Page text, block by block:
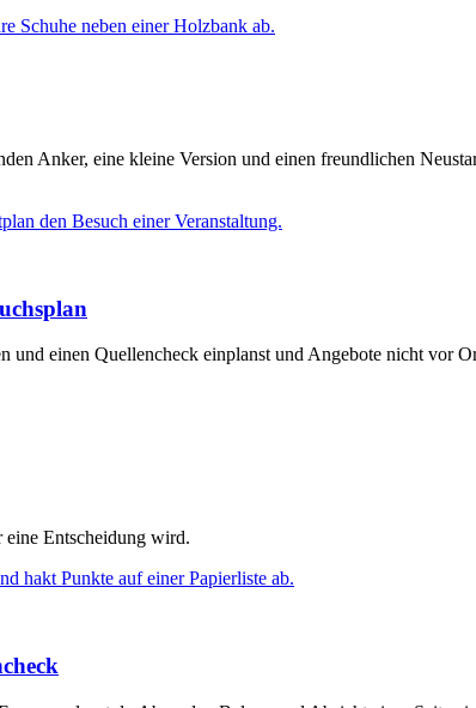
Anker, eine kleine Version und einen freundlichen
einen Quellencheck einplanst und Angebote nicht vor
eine Entscheidung wird.